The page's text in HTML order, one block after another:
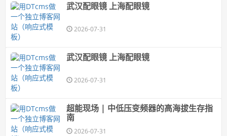
武汉配眼镜 上海配眼镜
2026-07-31
武汉配眼镜 上海配眼镜
2026-07-31
超能现场 | 中低压变频器的高海拔生存指
南
2026-07-31